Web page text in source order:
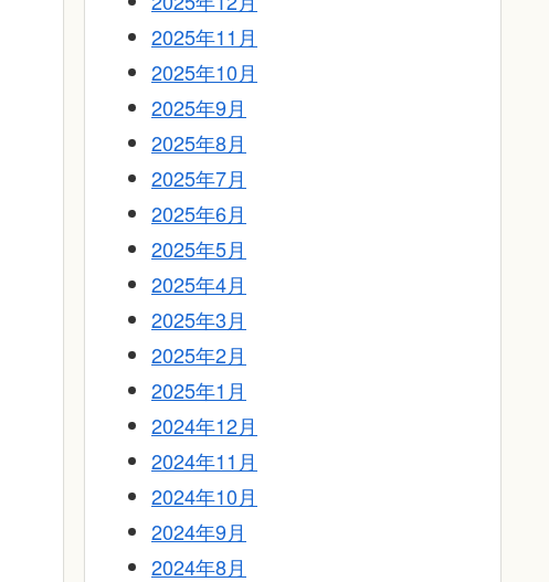
2025年11月
2025年10月
2025年9月
2025年8月
2025年7月
2025年6月
2025年5月
2025年4月
2025年3月
2025年2月
2025年1月
2024年12月
2024年11月
2024年10月
2024年9月
2024年8月